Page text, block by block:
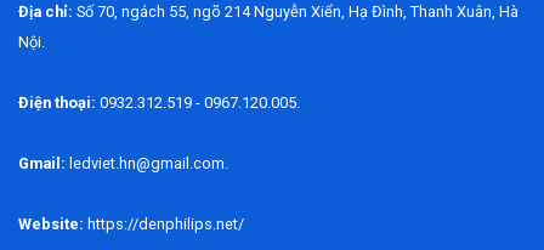
Địa chỉ: Số 70, ngách 55, ngõ 214 Nguyễn Xiển, Hạ Đình, Thanh Xuân, Hà
Nội.
Điện thoại: 0932.312.519 - 0967.120.005.
Gmail: ledviet.hn@gmail.com.
Website: https://denphilips.net/